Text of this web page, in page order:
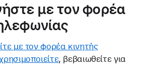
με τον φορέα
με τον φορέα κινητής
, βεβαιωθείτε για